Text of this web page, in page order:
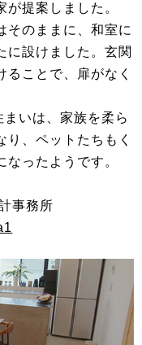
提案しました。
そのままに、和室に
に設けました。玄関
ことで、扉がなく
いは、家族を柔ら
、ペットたちもく
ったようです。
事務所